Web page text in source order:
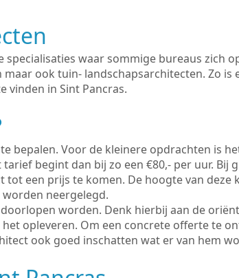
waar sommige bureaus zich
ook tuin- landschapsarchitecten. Zo is
vinden in Sint Pancras.
bepalen. Voor de kleinere opdrachten is
begint dan bij zo een €80,- per uur. Bij
een prijs te komen. De hoogte van deze
neergelegd.
worden. Denk hierbij aan de
opleveren. Om een concrete offerte te
ook goed inschatten wat er van hem